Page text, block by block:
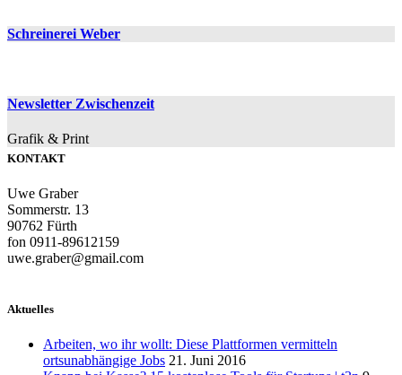
Schreinerei Weber
Newsletter Zwischenzeit
Grafik & Print
KONTAKT
Uwe Graber
Sommerstr. 13
90762 Fürth
fon 0911-89612159
uwe.graber@gmail.com
Aktuelles
Arbeiten, wo ihr wollt: Diese Plattformen vermitteln
ortsunabhängige Jobs 21. Juni 2016